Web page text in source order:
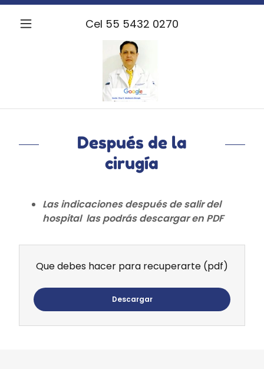
Cel 55 5432 0270
Después de la
cirugía
Las indicaciones después de salir del
hospital las podrás descargar en PDF
Que debes hacer para recuperarte (pdf)
Descargar